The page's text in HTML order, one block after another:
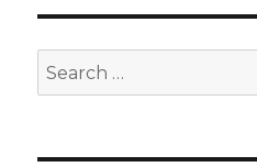
Search
for: